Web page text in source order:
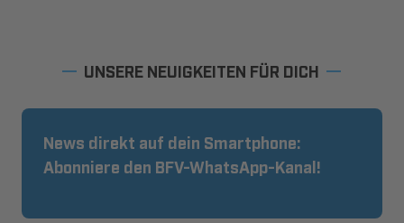
UNSERE NEUIGKEITEN FÜR DICH
News direkt auf dein Smartphone:
Abonniere den BFV-WhatsApp-Kanal!